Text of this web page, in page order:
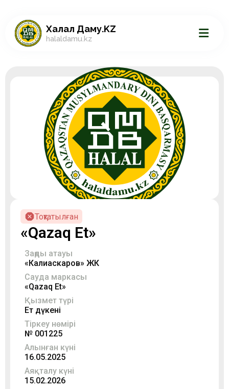
Халал Даму.KZ
halaldamu.kz
Тоқтатылған
«Qazaq Et»
Заңды атауы
«Калиаскаров» ЖК
Сауда маркасы
«Qazaq Et»
Қызмет түрі
Ет дүкені
Тіркеу нөмірі
№ 001225
Алынған күні
16.05.2025
Аяқталу күні
15.02.2026